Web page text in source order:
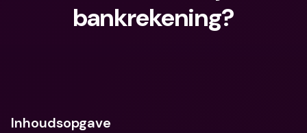
bankrekening?
Inhoudsopgave